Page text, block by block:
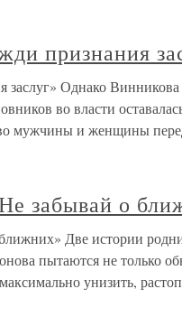
признания
заслуг» Однако
во власти
мужчины и женщины
забывай о
Две истории
пытаются не только
унизить,